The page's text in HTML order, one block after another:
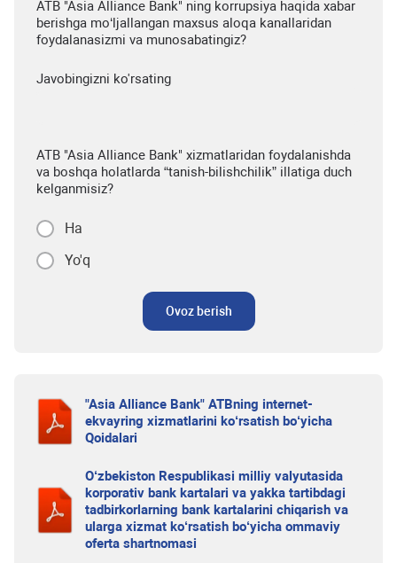
ATB "Asia Alliance Bank" ning korrupsiya haqida xabar
berishga mo‘ljallangan maxsus aloqa kanallaridan
foydalanasizmi va munosabatingiz?
Javobingizni ko'rsating
ATB "Asia Alliance Bank" xizmatlaridan foydalanishda
va boshqa holatlarda “tanish-bilishchilik” illatiga duch
kelganmisiz?
Ha
Yo'q
Ovoz berish
"Asia Alliance Bank" ATBning internet-
ekvayring xizmatlarini ko‘rsatish bo‘yicha
Qoidalari
O‘zbekiston Respublikasi milliy valyutasida
korporativ bank kartalari va yakka tartibdagi
tadbirkorlarning bank kartalarini chiqarish va
ularga xizmat ko‘rsatish bo‘yicha ommaviy
oferta shartnomasi